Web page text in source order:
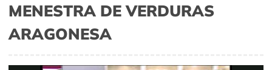
MENESTRA DE VERDURAS
ARAGONESA